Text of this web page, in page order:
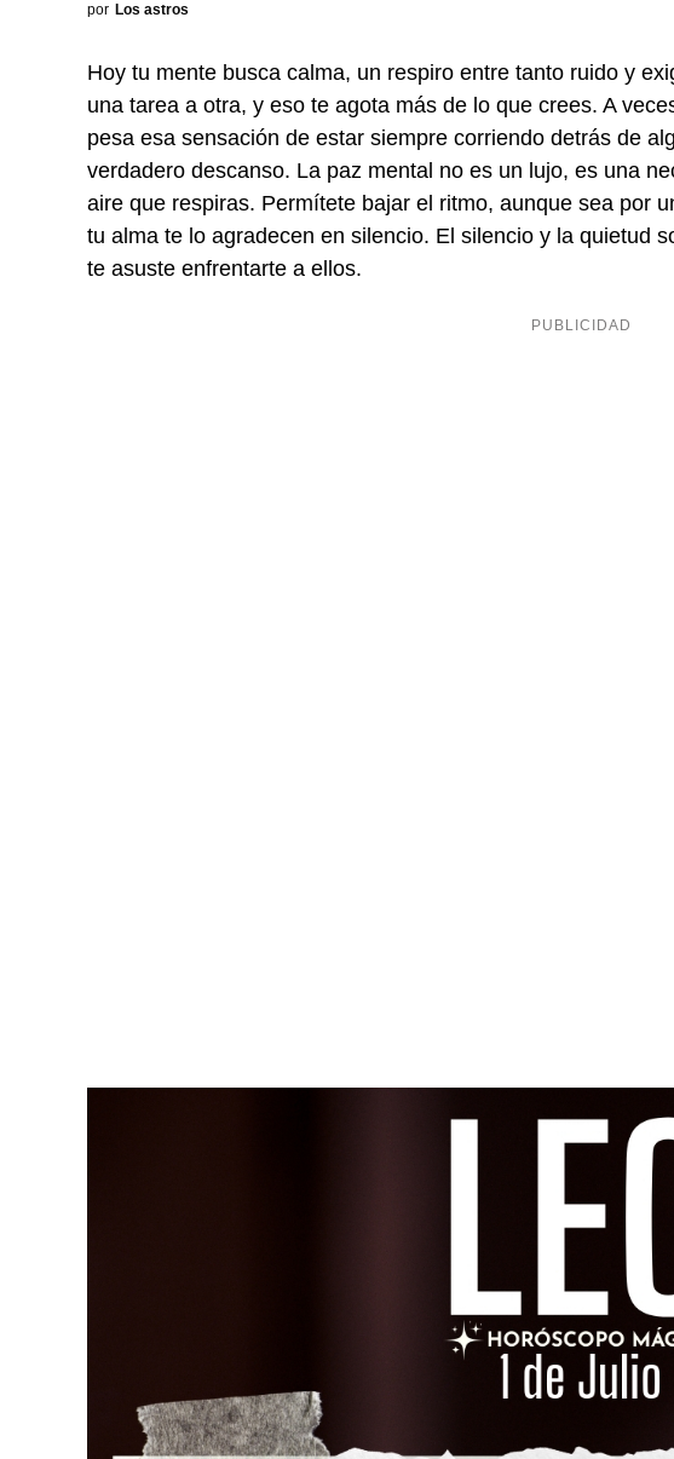
por Los astros
Hoy tu mente busca calma, un respiro entre tanto ruido y
una tarea a otra, y eso te agota más de lo que crees. A
pesa esa sensación de estar siempre corriendo detrás de
verdadero descanso. La paz mental no es un lujo, es una
aire que respiras. Permítete bajar el ritmo, aunque sea por
tu alma te lo agradecen en silencio. El silencio y la quietud
te asuste enfrentarte a ellos.